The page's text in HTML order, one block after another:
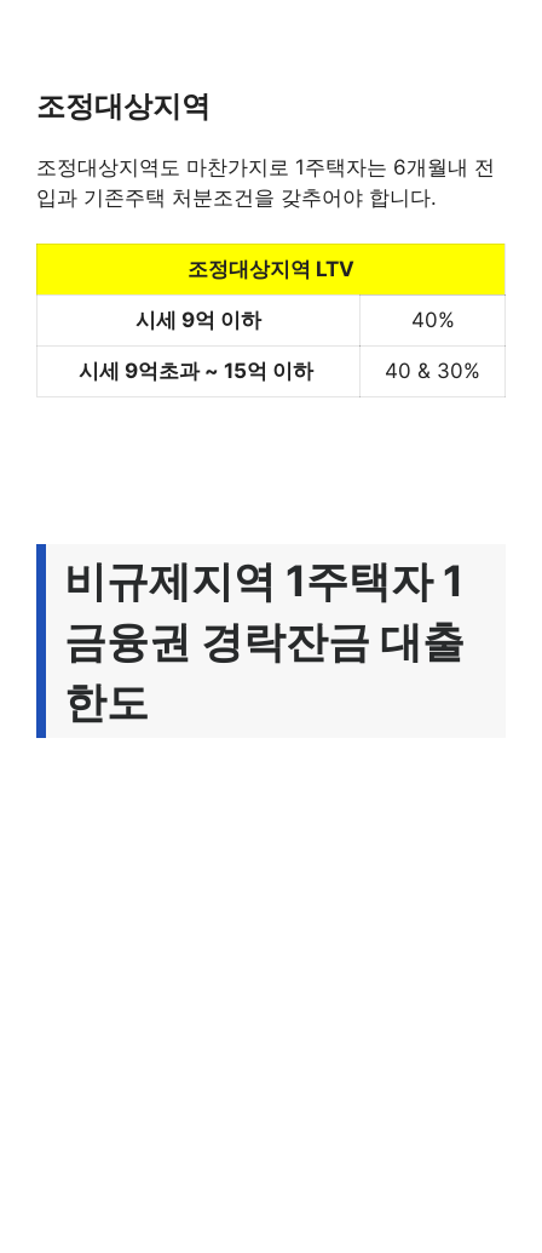
조정대상지역
조정대상지역도 마찬가지로 1주택자는 6개월내 전
입과 기존주택 처분조건을 갖추어야 합니다.
조정대상지역 LTV
시세 9억 이하 40%
시세 9억초과 ~ 15억 이하 40 & 30%
비규제지역 1주택자 1
금융권 경락잔금 대출
한도